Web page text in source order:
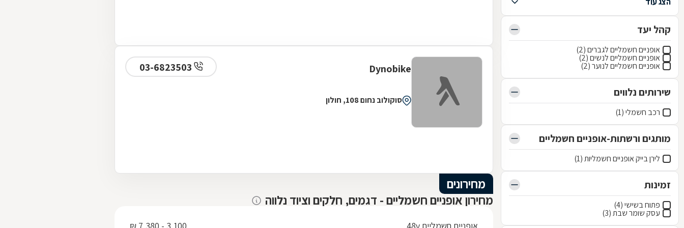
קהל יעד
אופניים חשמליים לגברים (2)
אופניים חשמליים לנשים (2)
אופניים חשמליים לנוער (2)
שירותים נלווים
רכב חשמלי (1)
מותגים ורשתות-אופניים חשמליים
לירן בייק אופניים חשמליות (1)
זמינות
פתוח בשישי (4)
עסק שומר שבת (3)
Dynobike
סוקולוב נחום 108, חולון
מחירונים
מחירון אופניים חשמליים - דגמים, חלקים וציוד נלווה